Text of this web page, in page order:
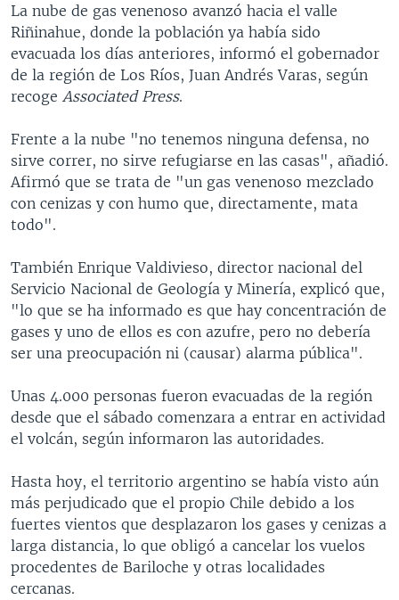
La nube de gas venenoso avanzó hacia el valle
Riñinahue, donde la población ya había sido
evacuada los días anteriores, informó el gobernador
de la región de Los Ríos, Juan Andrés Varas, según
recoge Associated Press.
Frente a la nube "no tenemos ninguna defensa, no
sirve correr, no sirve refugiarse en las casas", añadió.
Afirmó que se trata de "un gas venenoso mezclado
con cenizas y con humo que, directamente, mata
todo".
También Enrique Valdivieso, director nacional del
Servicio Nacional de Geología y Minería, explicó que,
"lo que se ha informado es que hay concentración de
gases y uno de ellos es con azufre, pero no debería
ser una preocupación ni (causar) alarma pública".
Unas 4.000 personas fueron evacuadas de la región
desde que el sábado comenzara a entrar en actividad
el volcán, según informaron las autoridades.
Hasta hoy, el territorio argentino se había visto aún
más perjudicado que el propio Chile debido a los
fuertes vientos que desplazaron los gases y cenizas a
larga distancia, lo que obligó a cancelar los vuelos
procedentes de Bariloche y otras localidades
cercanas.